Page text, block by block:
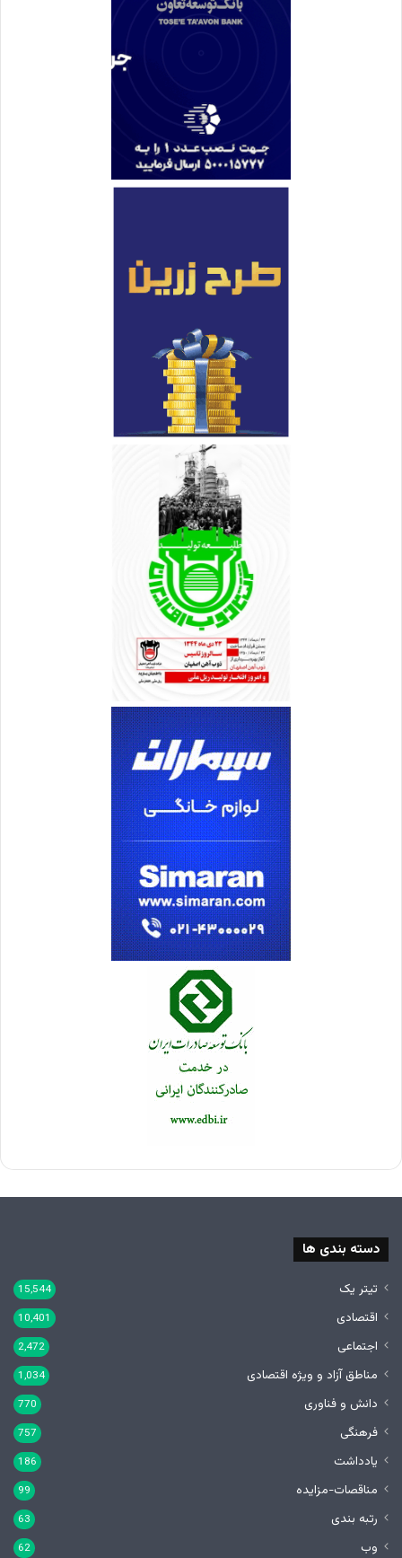
دسته بندی ها
تیتر یک 15,544
اقتصادی 10,401
اجتماعی 2,472
مناطق آزاد و ویژه اقتصادی 1,034
دانش و فناوری 770
فرهنگی 757
یادداشت 186
مناقصات-مزایده 99
رتبه بندی 63
وب 62